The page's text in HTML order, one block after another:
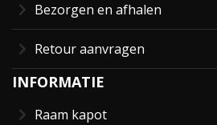
Bezorgen en afhalen
Retour aanvragen
INFORMATIE
Raam kapot